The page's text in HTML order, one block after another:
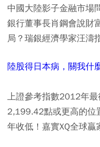
中國大陸影子金融市場
銀行董事長肖鋼會說財
局？瑞銀經濟學家汪濤
陸股得日本病，關我什
上證參考指數2012年
2,199.42點或更高的位
年收低！嘉實XQ全球